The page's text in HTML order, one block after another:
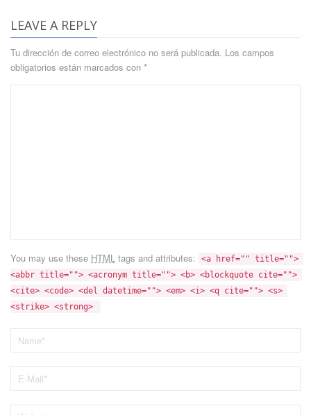
LEAVE A REPLY
Tu dirección de correo electrónico no será publicada. Los campos
obligatorios están marcados con *
You may use these HTML tags and attributes:
<a href="" title="">
<abbr title=""> <acronym title=""> <b> <blockquote cite="">
<cite> <code> <del datetime=""> <em> <i> <q cite=""> <s>
<strike> <strong>